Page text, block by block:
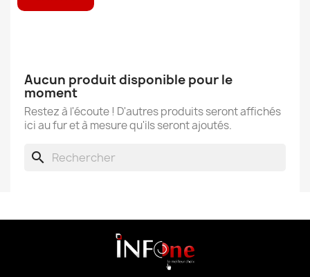
Aucun produit disponible pour le
moment
Restez à l'écoute ! D'autres produits seront affichés
ici au fur et à mesure qu'ils seront ajoutés.
search